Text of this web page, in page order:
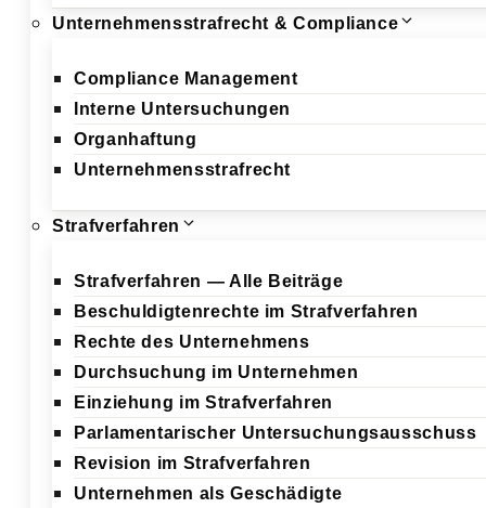
Unternehmensstrafrecht & Compliance
Compliance Management
Interne Untersuchungen
Organhaftung
Unternehmensstrafrecht
Strafverfahren
Strafverfahren — Alle Beiträge
Beschuldigtenrechte im Strafverfahren
Rechte des Unternehmens
Durchsuchung im Unternehmen
Einziehung im Strafverfahren
Parlamentarischer Untersuchungsausschuss
Revision im Strafverfahren
Unternehmen als Geschädigte